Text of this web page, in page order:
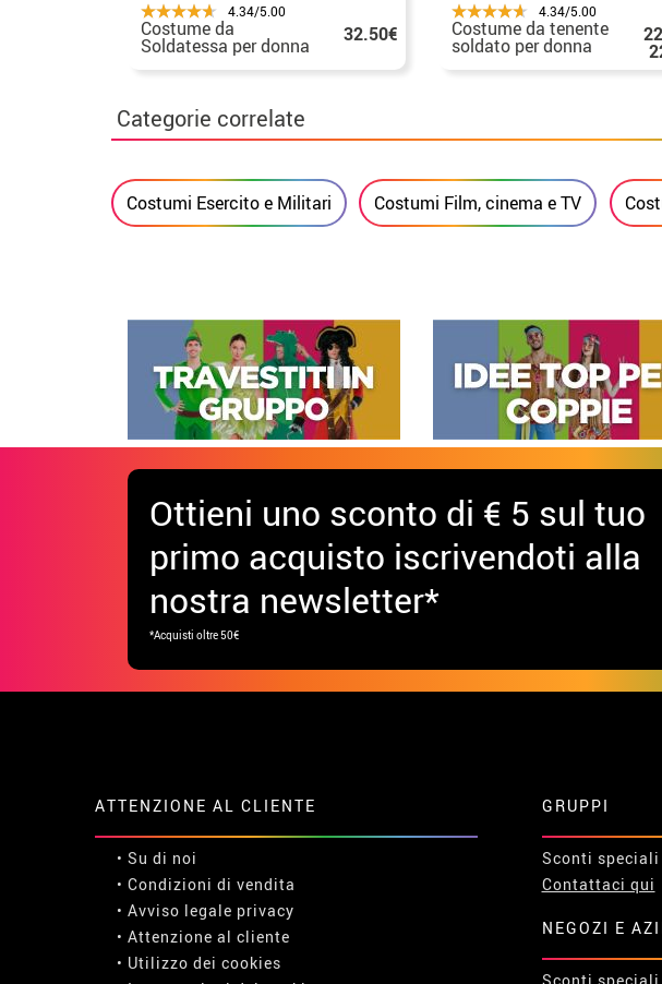
4.34/5.00
Costume da
Soldatessa per donna 32.50€
4.34/5.00
Costume da tenente
soldato per donna
Categorie correlate
Costumi Esercito e Militari Costumi Film, cinema e TV
Ottieni uno sconto di € 5 sul tuo
primo acquisto iscrivendoti alla
nostra newsletter*
*Acquisti oltre 50€
ATTENZIONE AL CLIENTE
• Su di noi
• Condizioni di vendita
• Avviso legale privacy
• Attenzione al cliente
• Utilizzo dei cookies
GRUPPI
Sconti speciali
Contattaci qui
NEGOZI E
Sconti speciali